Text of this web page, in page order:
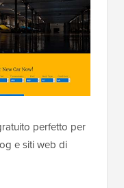
perfetto per
e siti web di